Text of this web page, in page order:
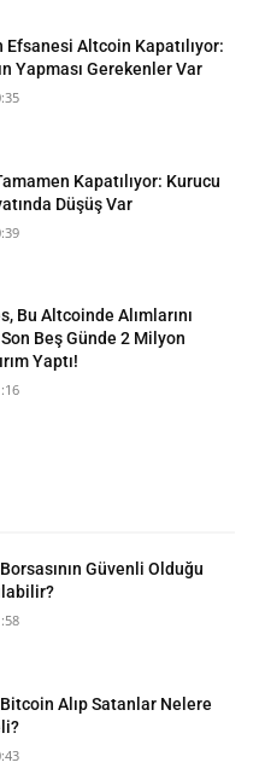
Efsanesi Altcoin Kapatılıyor:
Yapması Gerekenler Var
Kapatılıyor: Kurucu
Düşüş Var
Bu Altcoinde Alımlarını
Son Beş Günde 2 Milyon
Yaptı!
Güvenli Olduğu
Alıp Satanlar Nelere